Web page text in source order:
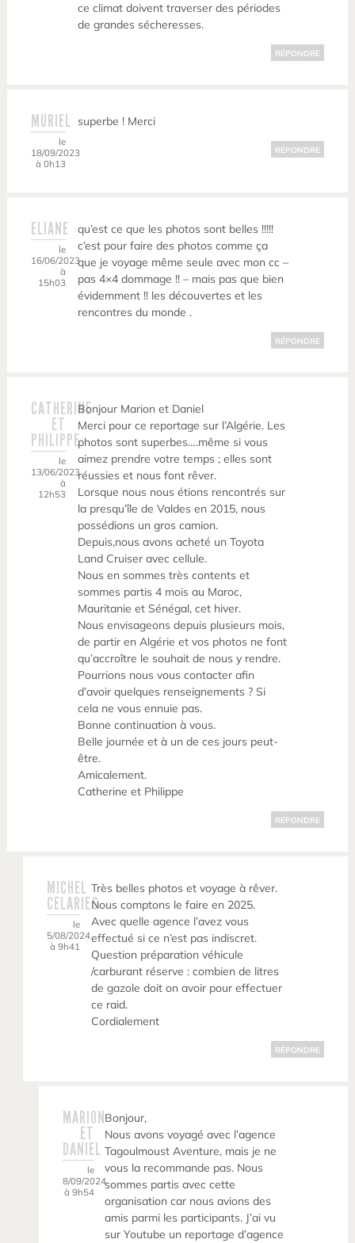
ce climat doivent traverser des périodes
de grandes sécheresses.
RÉPONDRE
MURIEL
le
18/09/2023
à 0h13
superbe ! Merci
RÉPONDRE
ELIANE
le
16/06/2023
à
15h03
qu’est ce que les photos sont belles !!!!!
c’est pour faire des photos comme ça
que je voyage même seule avec mon cc –
pas 4×4 dommage !! – mais pas que bien
évidemment !! les découvertes et les
rencontres du monde .
RÉPONDRE
CATHERINE
ET
PHILIPPE
le
13/06/2023
à
12h53
Bonjour Marion et Daniel
Merci pour ce reportage sur l’Algérie. Les
photos sont superbes….même si vous
aimez prendre votre temps ; elles sont
réussies et nous font rêver.
Lorsque nous nous étions rencontrés sur
la presqu’île de Valdes en 2015, nous
possédions un gros camion.
Depuis,nous avons acheté un Toyota
Land Cruiser avec cellule.
Nous en sommes très contents et
sommes partis 4 mois au Maroc,
Mauritanie et Sénégal, cet hiver.
Nous envisageons depuis plusieurs mois,
de partir en Algérie et vos photos ne font
qu’accroître le souhait de nous y rendre.
Pourrions nous vous contacter afin
d’avoir quelques renseignements ? Si
cela ne vous ennuie pas.
Bonne continuation à vous.
Belle journée et à un de ces jours peut-
être.
Amicalement.
Catherine et Philippe
RÉPONDRE
MICHEL
CELARIES
le
5/08/2024
à 9h41
Très belles photos et voyage à rêver.
Nous comptons le faire en 2025.
Avec quelle agence l’avez vous
effectué si ce n’est pas indiscret.
Question préparation véhicule
/carburant réserve : combien de litres
de gazole doit on avoir pour effectuer
ce raid.
Cordialement
RÉPONDRE
MARION
ET
DANIEL
le
8/09/2024
à 9h54
Bonjour,
Nous avons voyagé avec l’agence
Tagoulmoust Aventure, mais je ne
vous la recommande pas. Nous
sommes partis avec cette
organisation car nous avions des
amis parmi les participants. J’ai vu
sur Youtube un reportage d’agence